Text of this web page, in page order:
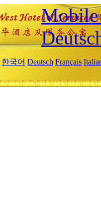
Mobile
한국어 Deutsch Français